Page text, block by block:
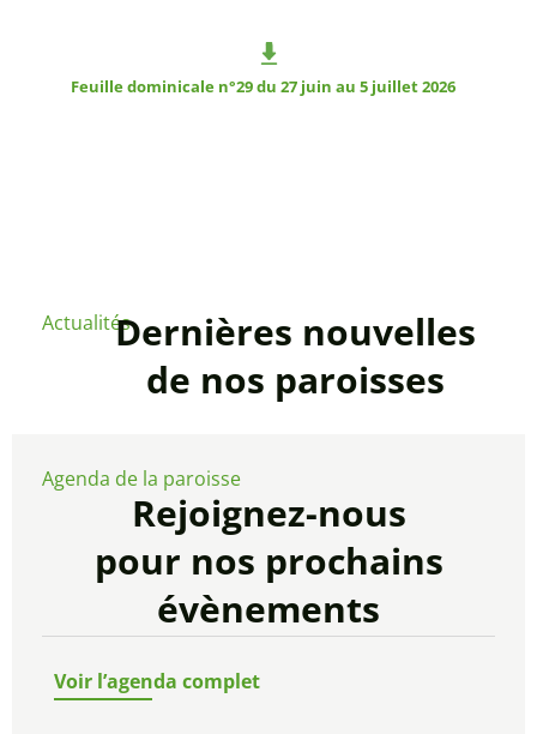
Feuille dominicale n°29 du 27 juin au 5 juillet 2026
ActualitésDernières nouvelles
de nos paroisses
Agenda de la paroisse
Rejoignez-nous
pour nos prochains
évènements
Voir l’agenda complet